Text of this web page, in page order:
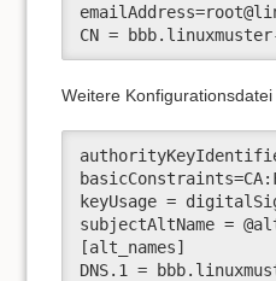
CN =
Weitere Konfigurationsdatei
keyUsage =
subjectAltName =
[alt_names]
DNS.1 =